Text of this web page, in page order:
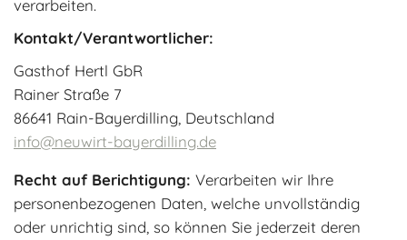
verarbeiten.
Kontakt/Verantwortlicher:
Gasthof Hertl GbR
Rainer Straße 7
86641 Rain-Bayerdilling, Deutschland
info@neuwirt-bayerdilling.de
Recht auf Berichtigung: Verarbeiten wir Ihre
personenbezogenen Daten, welche unvollständig
oder unrichtig sind, so können Sie jederzeit deren